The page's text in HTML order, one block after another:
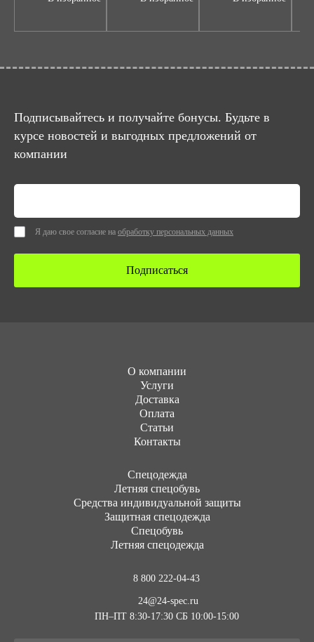
Подписывайтесь и получайте бонусы. Будьте в
курсе новостей и выгодных предложений от
компании
Я даю свое согласие на обработку персональных данных
Подписаться
О компании
Услуги
Доставка
Оплата
Статьи
Контакты
Cпецодежда
Летняя спецобувь
Средства индивидуальной защиты
Защитная спецодежда
Спецобувь
Летняя спецодежда
8 800 222-04-43
24@24-spec.ru
ПН–ПТ 8:30-17:30 СБ 10:00-15:00